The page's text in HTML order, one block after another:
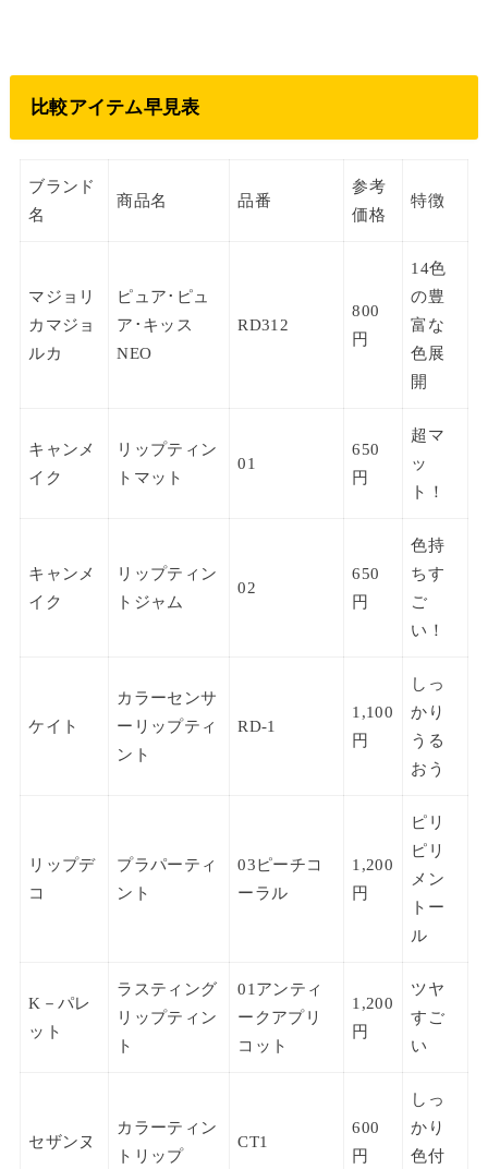
比較アイテム早見表
ブランド
名
商品名 品番
参考
価格
特徴
マジョリ
カマジョ
ルカ
ピュア･ピュ
ア･キッス
NEO
RD312
800
円
14色
の豊
富な
色展
開
キャンメ
イク
リップティン
トマット
01
650
円
超マ
ッ
ト！
キャンメ
イク
リップティン
トジャム
02
650
円
色持
ちす
ご
い！
ケイト
カラーセンサ
ーリップティ
ント
RD-1
1,100
円
しっ
かり
うる
おう
リップデ
コ
プラパーティ
ント
03ピーチコ
ーラル
1,200
円
ピリ
ピリ
メン
トー
ル
K－パレ
ット
ラスティング
リップティン
ト
01アンティ
ークアプリ
コット
1,200
円
ツヤ
すご
い
セザンヌ
カラーティン
トリップ
CT1
600
円
しっ
かり
色付